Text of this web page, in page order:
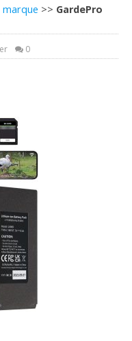
marque >> GardePro
0